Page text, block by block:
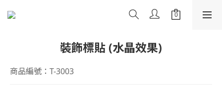
裝飾標貼 (水晶效果)
商品編號：T-3003